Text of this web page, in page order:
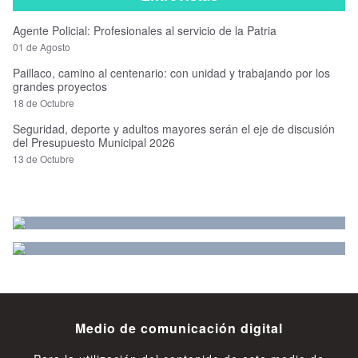
Agente Policial: Profesionales al servicio de la Patria
01 de Agosto
Paillaco, camino al centenario: con unidad y trabajando por los
grandes proyectos
18 de Octubre
Seguridad, deporte y adultos mayores serán el eje de discusión
del Presupuesto Municipal 2026
13 de Octubre
Medio de comunicación digital